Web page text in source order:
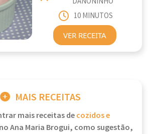
10 MINUTOS
VER RECEITA
MAIS RECEITAS
mais receitas decozidos e
Ana Maria Brogui, como sugestão,